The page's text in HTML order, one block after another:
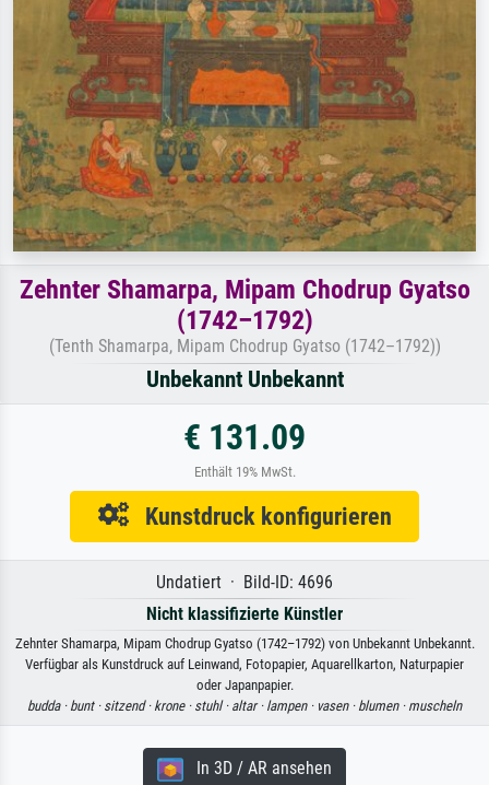
Zehnter Shamarpa, Mipam Chodrup Gyatso
(1742–1792)
(Tenth Shamarpa, Mipam Chodrup Gyatso (1742–1792))
Unbekannt Unbekannt
€ 131.09
Enthält 19% MwSt.
Kunstdruck konfigurieren
Undatiert · Bild-ID: 4696
Nicht klassifizierte Künstler
Zehnter Shamarpa, Mipam Chodrup Gyatso (1742–1792) von Unbekannt Unbekannt.
Verfügbar als Kunstdruck auf Leinwand, Fotopapier, Aquarellkarton, Naturpapier
oder Japanpapier.
budda · bunt · sitzend · krone · stuhl · altar · lampen · vasen · blumen · muscheln
In 3D / AR ansehen